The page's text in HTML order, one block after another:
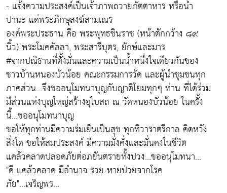
- แจ้งความประสงค์เป็นเจ้าภาพถวายภัตตาหาร หรือน้ำ
ปานะ แด่พระภิกษุสงฆ์สามเณร
องค์พระประธาน คือ พระพุทธชินราช (หน้าตักกว้าง ๘๙
นิ้ว) พระโมคคัลลา, พระสารีบุตร, ยักษ์และมาร
#จากปณิธานที่ตั้งมั่นและความเป็นน้ำหนึ่งใจเดียวกันของ
ชาวบ้านหนองบัวน้อย คณะกรรมการวัด และผู้นำชุมชนทุก
ภาคส่วน...จึงขออนุโมทนาบุญกับญาติโยมทุกๆ ท่าน ที่ได้ร่วม
มีส่วนแห่งบุญใหญ่สร้างอุโบสถ ณ วัดหนองบัวน้อย ในครั้ง
นี้...ขออนุโมทนาบุญ
ขอให้ทุกท่านมีความร่มเย็นเป็นสุข ทุกทิวาราตรีกาล คิดหวัง
สิ่งใด ขอให้สมประสงค์ มีความมั่งคั่งและมั่นคงในชีวิต
แคล้วคลาดปลอดภัยต่อภยันตรายทั้งปวง...ขออนุโมทนา...
"ดี แคล้วคลาด มีอำนาจ รวย หายป่วยจากโรค
ภัย"...เจริญพร...